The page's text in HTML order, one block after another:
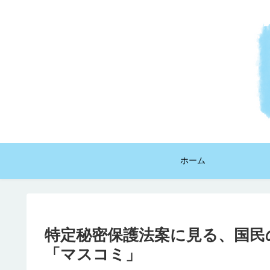
ホーム
特定秘密保護法案に見る、国
「マスコミ」